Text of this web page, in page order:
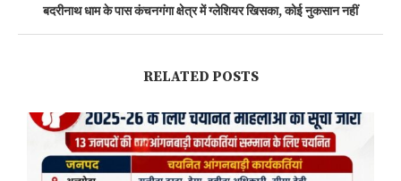
बदरीनाथ धाम के पास कंचनगंगा क्षेत्र में ग्लेशियर खिसका, कोई नुकसान नहीं
RELATED POSTS